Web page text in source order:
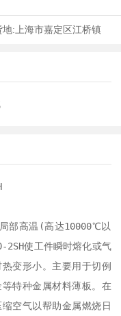
地: 上海市嘉定区江桥镇
2SH使工件瞬时熔化或气
变形小。主要用于切例
特种金属材料薄板。在
空气以帮助金属燃烧日